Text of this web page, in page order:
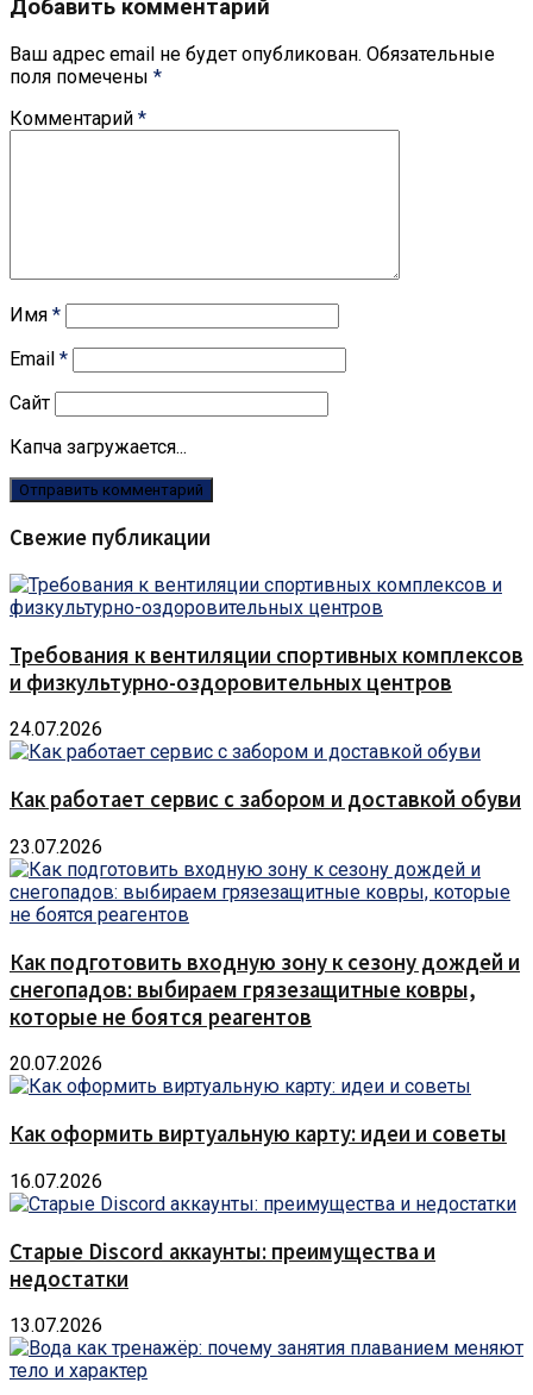
Добавить комментарий
Ваш адрес email не будет опубликован. Обязательные
поля помечены *
Комментарий *
Имя *
Email *
Сайт
Капча загружается...
Свежие публикации
Требования к вентиляции спортивных комплексов
и физкультурно-оздоровительных центров
24.07.2026
Как работает сервис с забором и доставкой обуви
23.07.2026
Как подготовить входную зону к сезону дождей и
снегопадов: выбираем грязезащитные ковры,
которые не боятся реагентов
20.07.2026
Как оформить виртуальную карту: идеи и советы
16.07.2026
Старые Discord аккаунты: преимущества и
недостатки
13.07.2026